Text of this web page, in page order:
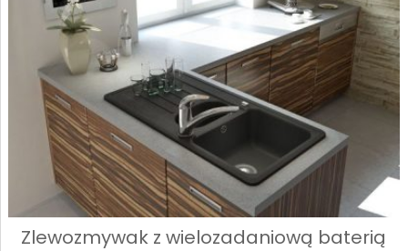
Zlewozmywak z wielozadaniową baterią